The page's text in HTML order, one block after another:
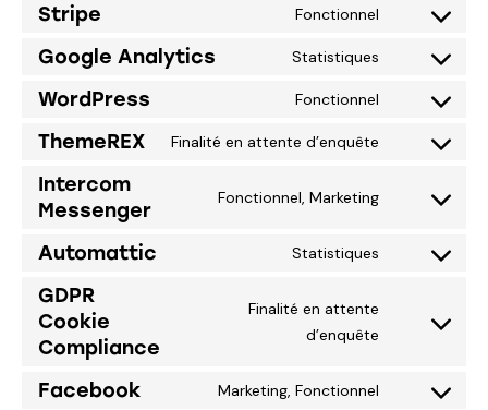
Stripe Fonctionnel
Google Analytics Statistiques
WordPress Fonctionnel
ThemeREX Finalité en attente d’enquête
Intercom
Messenger
Fonctionnel, Marketing
Automattic Statistiques
GDPR
Cookie
Compliance
Finalité en attente
d’enquête
Facebook Marketing, Fonctionnel